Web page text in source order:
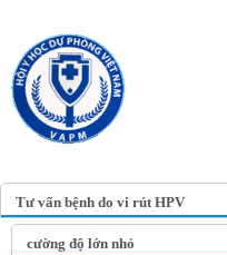
Tư vấn bệnh do vi rút HPV
cường độ lớn nhỏ